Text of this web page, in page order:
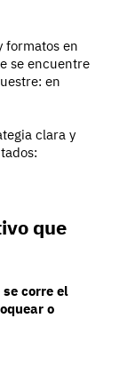
formatos en
se encuentre
en
clara y
que
se corre el
o